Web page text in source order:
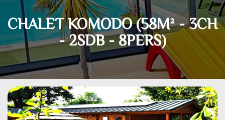
CHALET KOMODO (58M² - 3CH
- 2SDB - 8PERS)